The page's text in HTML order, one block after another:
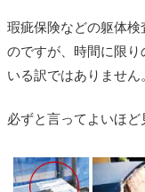
瑕疵保険などの躯体
のですが、時間に限
いる訳ではありません
必ずと言ってよいほど